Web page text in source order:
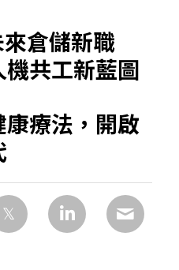
倉儲新職
共工新藍圖
療法，開啟